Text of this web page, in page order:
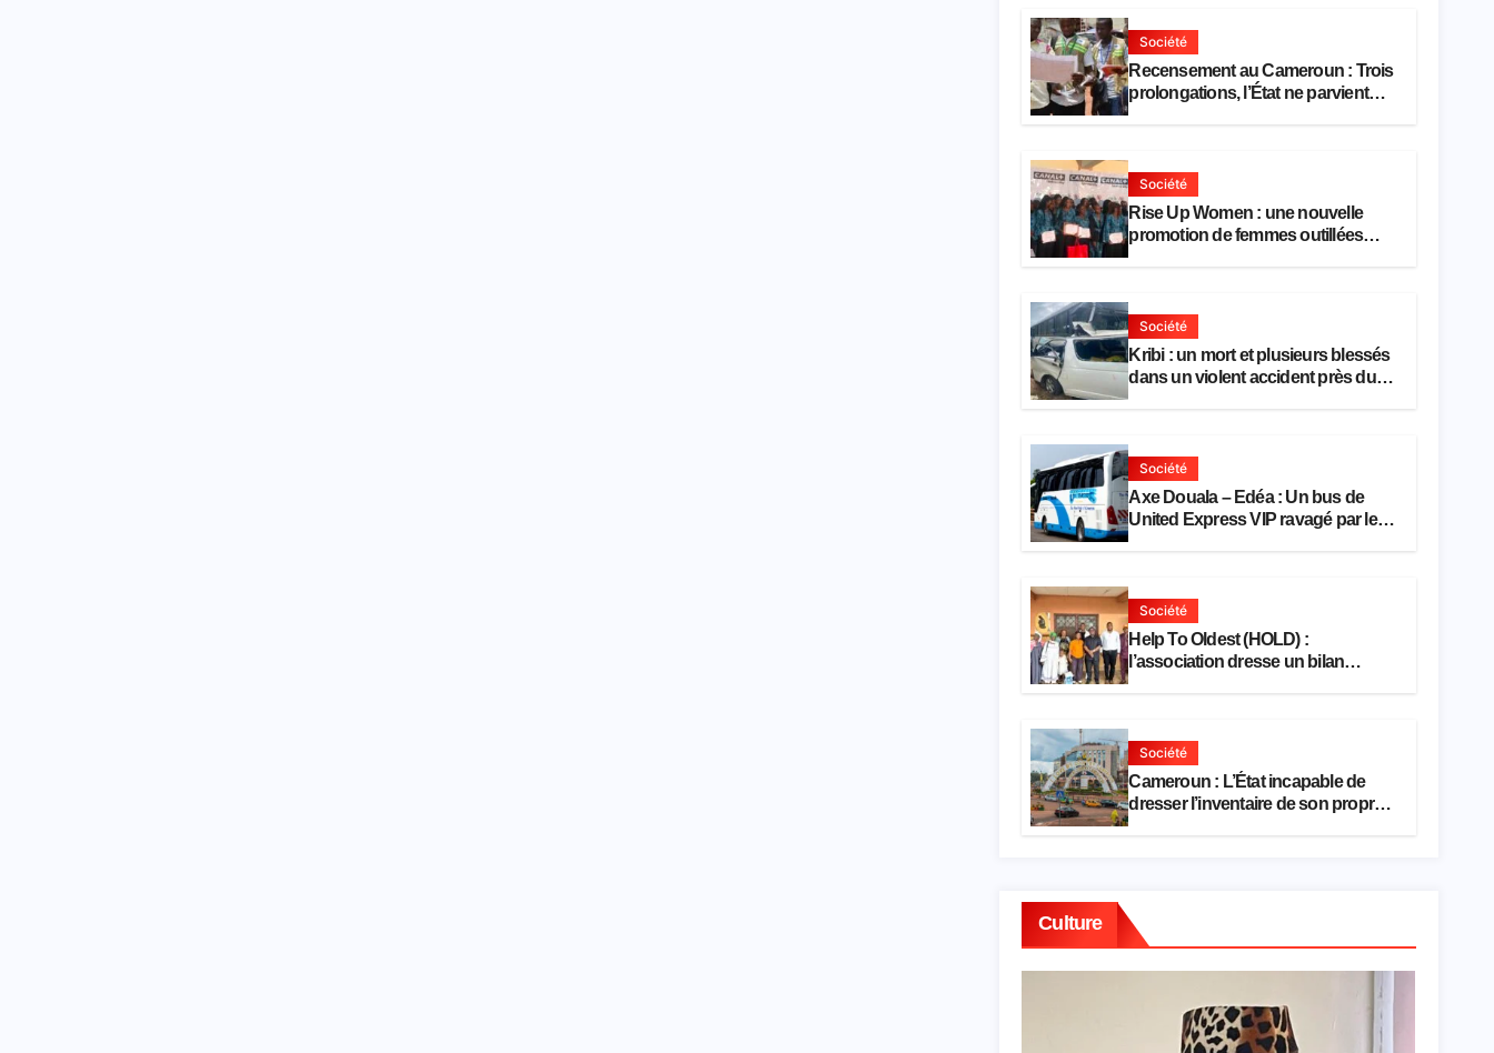
Société
Recensement au Cameroun : Trois
prolongations, l’État ne parvient
Société
Rise Up Women : une nouvelle
promotion de femmes outillées
Société
Kribi : un mort et plusieurs blessés
dans un violent accident près du
Société
Axe Douala – Edéa : Un bus de
United Express VIP ravagé par les
Société
Help To Oldest (HOLD) :
l’association dresse un bilan
Société
Cameroun : L’État incapable de
dresser l’inventaire de son propre
Culture